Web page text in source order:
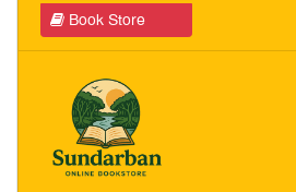
Book Store